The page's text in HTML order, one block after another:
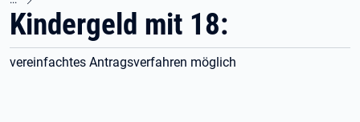
Kindergeld mit 18:
vereinfachtes Antragsverfahren möglich